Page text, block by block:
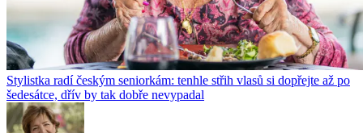
Stylistka radí českým seniorkám: tenhle střih vlasů si dopřejte až po
šedesátce, dřív by tak dobře nevypadal